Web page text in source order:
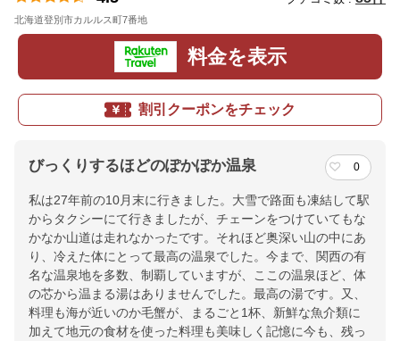
北海道登別市カルルス町7番地
料金を表示
割引クーポンをチェック
びっくりするほどのぽかぽか温泉 0
私は27年前の10月末に行きました。大雪で路面も凍結して駅
からタクシーにて行きましたが、チェーンをつけていてもな
かなか山道は走れなかったです。それほど奥深い山の中にあ
り、冷えた体にとって最高の温泉でした。今まで、関西の有
名な温泉地を多数、制覇していますが、ここの温泉ほど、体
の芯から温まる湯はありませんでした。最高の湯です。又、
料理も海が近いのか毛蟹が、まるごと1杯、新鮮な魚介類に
加えて地元の食材を使った料理も美味しく記憶に今も、残っ